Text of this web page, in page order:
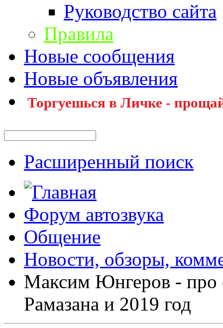
Руководство сайта
Правила
Новые сообщения
Новые объявления
Торгуешься в Личке -
Расширенный поиск
Форум автозвука
Общение
Новости, обзоры,
Максим Юнгеров -
Рамазана и 2019 год